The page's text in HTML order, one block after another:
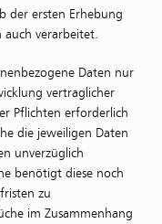
der ersten Erhebung
verarbeitet.
Daten nur
vertraglicher
Pflichten erforderlich
die jeweiligen Daten
unverzüglich
benötigt diese noch
zu
im Zusammenhang